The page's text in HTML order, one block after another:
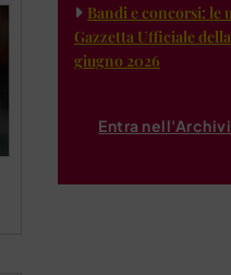
Bandi e concorsi: le
Gazzetta Ufficiale
giugno 2026
Entra